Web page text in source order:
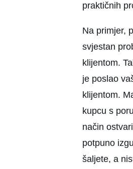
praktičnih
Na primjer,
svjestan
klijentom.
je poslao
klijentom.
kupcu s
način
potpuno
šaljete, a